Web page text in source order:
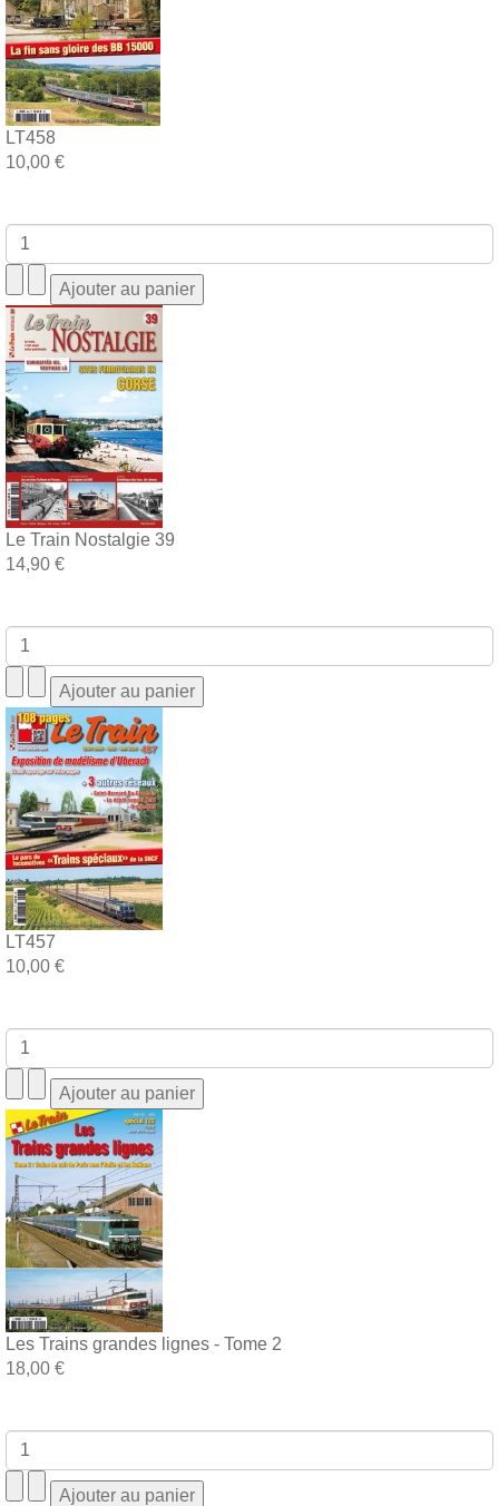
LT458
10,00 €
Le Train Nostalgie 39
14,90 €
LT457
10,00 €
Les Trains grandes lignes - Tome 2
18,00 €